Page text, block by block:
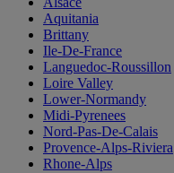
Aquitania
Brittany
Ile-De-France
Languedoc-Roussillon
Loire Valley
Lower-Normandy
Midi-Pyrenees
Nord-Pas-De-Calais
Provence-Alps-Riviera
Rhone-Alps